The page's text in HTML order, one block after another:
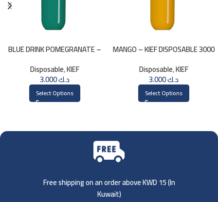
BLUE DRINK POMEGRANATE –
Disposable,KIEF
د.ك3.000
Select Options
MANGO – KIEF DISPOSABLE 3000
Disposable,KIEF
د.ك3.000
Select Options
Free shipping on an order above KWD 15 (In
Kuwait)